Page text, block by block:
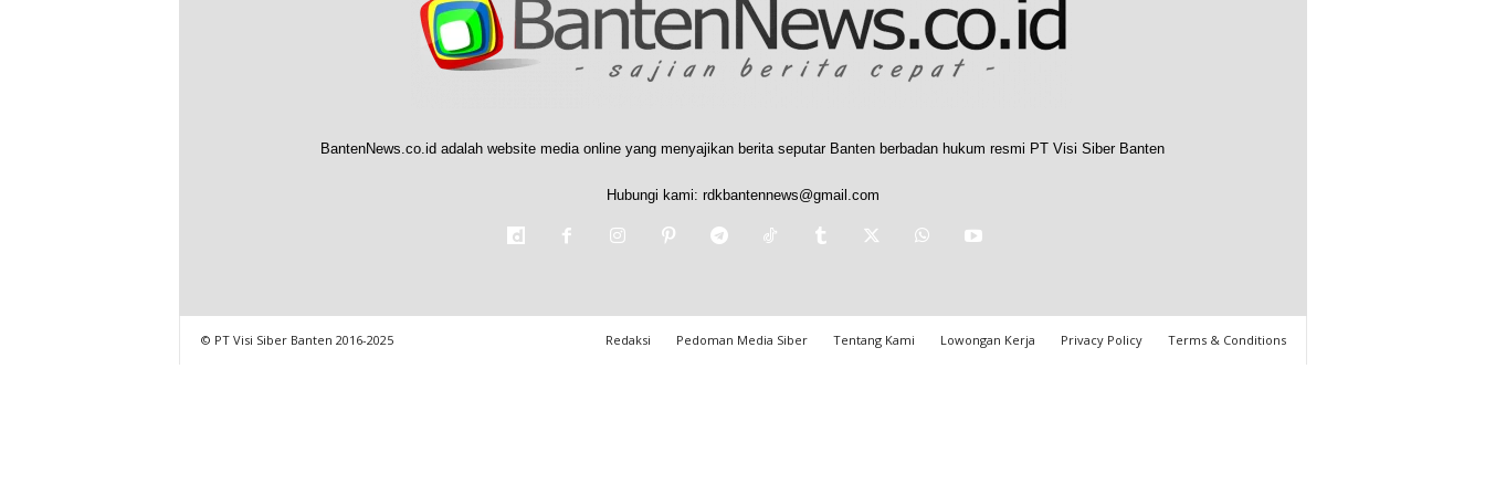
BantenNews.co.id adalah website media online yang menyajikan berita seputar Banten berbadan hukum resmi PT Visi Siber Banten
Hubungi kami: rdkbantennews@gmail.com
Redaksi Pedoman Media Siber Tentang Kami Lowongan Kerja Privacy Policy Terms & Conditions
© PT Visi Siber Banten 2016-2025